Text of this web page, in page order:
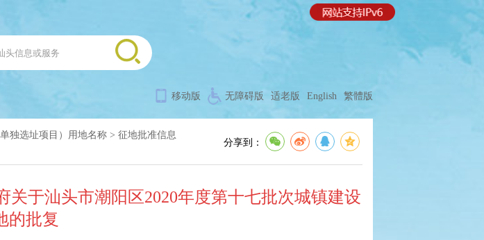
移动版 无障碍版 适老版 English 繁體版
独选址项目）用地名称 > 征地批准信息
分享到：
关于汕头市潮阳区2020年度第十七批次城镇建设
的批复